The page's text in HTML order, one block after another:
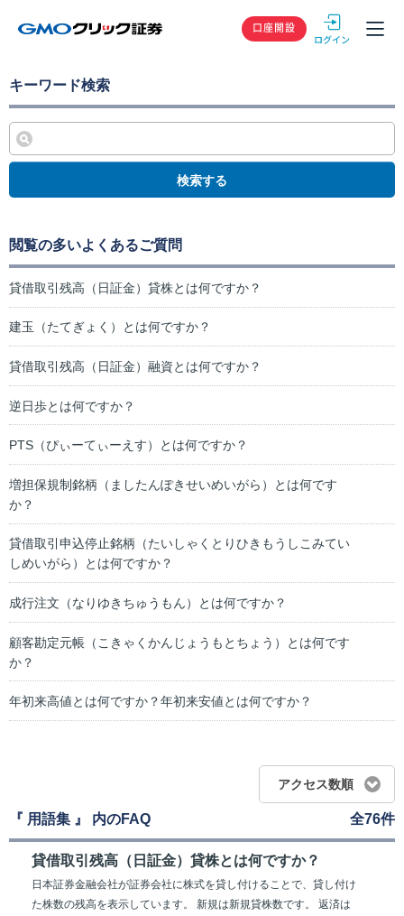
GMOクリック
口座開設
キーワード検索
検索する
閲覧の多いよくあるご質問
貸借取引残高（日証金）貸株とは何ですか？
建玉（たてぎょく）とは何ですか？
貸借取引残高（日証金）融資とは何ですか？
逆日歩とは何ですか？
PTS（ぴぃーてぃーえす）とは何ですか？
増担保規制銘柄（ましたんぽきせいめいがら）とは何です
か？
貸借取引申込停止銘柄（たいしゃくとりひきもうしこみてい
しめいがら）とは何ですか？
成行注文（なりゆきちゅうもん）とは何ですか？
顧客勘定元帳（こきゃくかんじょうもとちょう）とは何です
か？
年初来高値とは何ですか？年初来安値とは何ですか？
アクセス数順
『 用語集 』 内のFAQ 全76件
貸借取引残高（日証金）貸株とは何ですか？
日本証券金融会社が証券会社に株式を貸し付けることで、貸し付け
た株数の残高を表示しています。 新規は新規貸株数です。 返済は